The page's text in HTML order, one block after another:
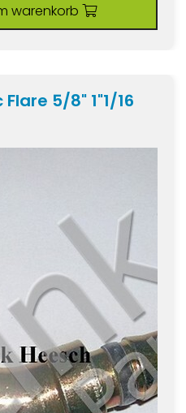
warenkorb
5/8" 1"1/16